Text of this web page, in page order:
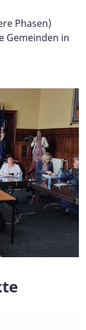
Phasen)
Gemeinden in